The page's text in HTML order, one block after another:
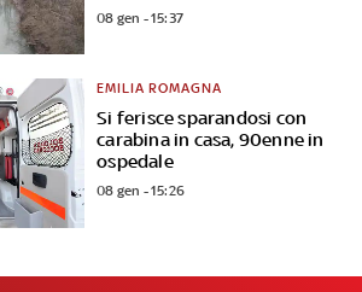
08 gen - 15:37
Si ferisce sparandosi con
carabina in casa, 90enne in
ospedale
EMILIA ROMAGNA
08 gen - 15:26